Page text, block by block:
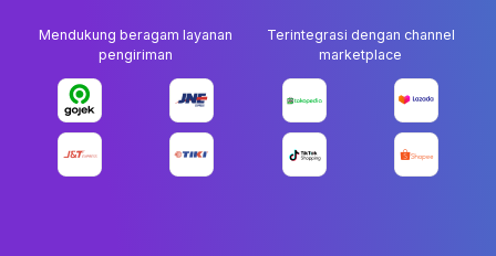
Mendukung beragam layanan
pengiriman
Terintegrasi dengan channel
marketplace